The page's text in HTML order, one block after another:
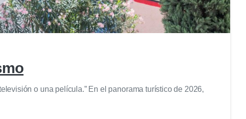
1
o una película.” En el panorama turístico de 2026,